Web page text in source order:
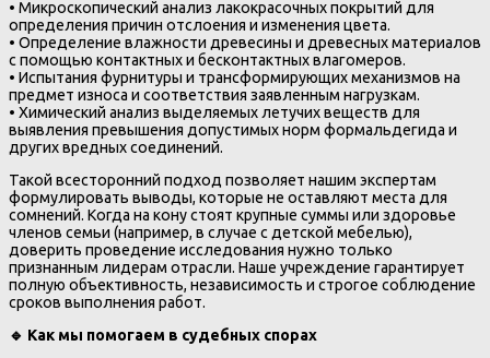
• Микроскопический анализ лакокрасочных покрытий для
определения причин отслоения и изменения цвета.
• Определение влажности древесины и древесных материалов
с помощью контактных и бесконтактных влагомеров.
• Испытания фурнитуры и трансформирующих механизмов на
предмет износа и соответствия заявленным нагрузкам.
• Химический анализ выделяемых летучих веществ для
выявления превышения допустимых норм формальдегида и
других вредных соединений.
Такой всесторонний подход позволяет нашим экспертам
формулировать выводы, которые не оставляют места для
сомнений. Когда на кону стоят крупные суммы или здоровье
членов семьи (например, в случае с детской мебелью),
доверить проведение исследования нужно только
признанным лидерам отрасли. Наше учреждение гарантирует
полную объективность, независимость и строгое соблюдение
сроков выполнения работ.
🔹 Как мы помогаем в судебных спорах